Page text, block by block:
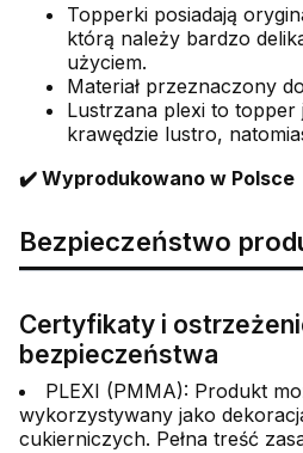
Topperki posiadają
którą należy bardzo
użyciem.
Materiał przeznaczony
Lustrzana plexi to
krawędzie lustro,
✔️ Wyprodukowano w Polsce
Bezpieczeństwo
Certyfikaty i
bezpieczeństwa
PLEXI (PMMA): Produkt
wykorzystywany jako
cukierniczych. Pełna treść